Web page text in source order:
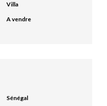
Villa
A vendre
Sénégal